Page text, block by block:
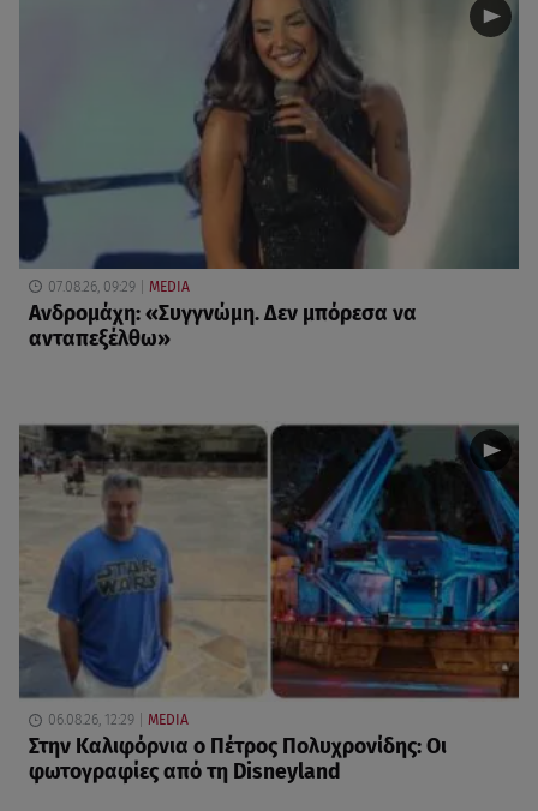
07.08.26, 09:29 MEDIA
Ανδρομάχη: «Συγγνώμη. Δεν μπόρεσα να
ανταπεξέλθω»
06.08.26, 12:29 MEDIA
Στην Καλιφόρνια ο Πέτρος Πολυχρονίδης: Οι
φωτογραφίες από τη Disneyland